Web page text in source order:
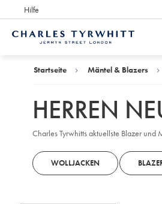
Hilfe
Preisgekrönter Kundenservice,
Startseite Mäntel & Blazers
HERREN
Charles Tyrwhitts aktuellste Blazer
WOLLJACKEN